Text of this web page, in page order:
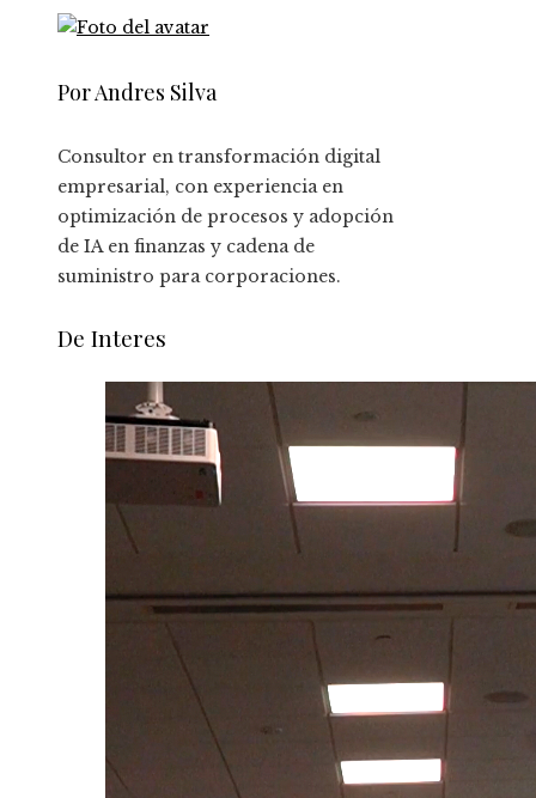
Por Andres Silva
Consultor en transformación digital
empresarial, con experiencia en
optimización de procesos y adopción
de IA en finanzas y cadena de
suministro para corporaciones.
De Interes